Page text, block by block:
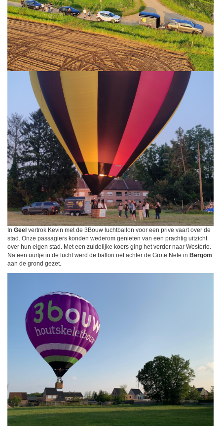
In Geel vertrok Kevin met de 3Bouw luchtballon voor een prive vaart over de
stad. Onze passagiers konden wederom genieten van een prachtig uitzicht
over hun eigen stad. Met een zuidelijke koers ging het verder naar Westerlo.
Na een uurtje in de lucht werd de ballon net achter de Grote Nete in Bergom
aan de grond gezet.